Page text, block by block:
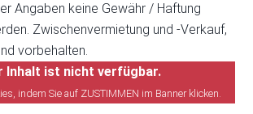
Angaben keine Gewähr / Haftung
Zwischenvermietung und -Verkauf,
vorbehalten.
Inhalt ist nicht verfügbar.
indem Sie auf ZUSTIMMEN im Banner klicken.